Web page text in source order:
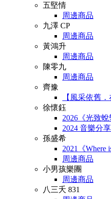
五堅情
周邊商品
九澤 CP
周邊商品
黃鴻升
周邊商品
陳零九
周邊商品
齊豫
【風采依舊
徐懷鈺
2026《光致
2024 音樂分
孫盛希
2021《Where
周邊商品
小男孩樂團
周邊商品
八三夭 831